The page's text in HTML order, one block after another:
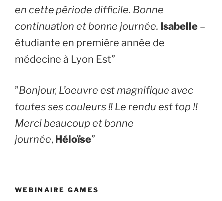
en cette période difficile. Bonne
continuation et bonne journée. Isabelle –
étudiante en première année de
médecine à Lyon Est”
​”Bonjour, L’oeuvre est magnifique avec
toutes ses couleurs !! Le rendu est top !!
Merci beaucoup et bonne
journée, Héloïse”
WEBINAIRE GAMES